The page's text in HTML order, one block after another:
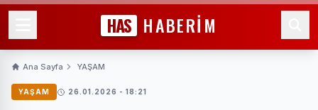
HAS HABERİM
Ana Sayfa YAŞAM
YAŞAM 26.01.2026 - 18:21